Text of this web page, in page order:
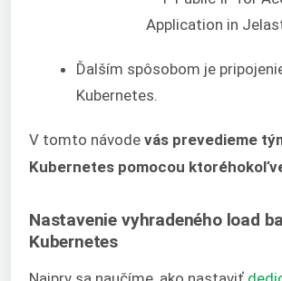
Ďalším spôsobom je
Kubernetes.
V tomto návode vás prevedieme
Kubernetes pomocou
Nastavenie vyhradeného load
Kubernetes